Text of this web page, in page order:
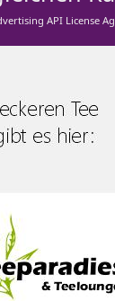
API License